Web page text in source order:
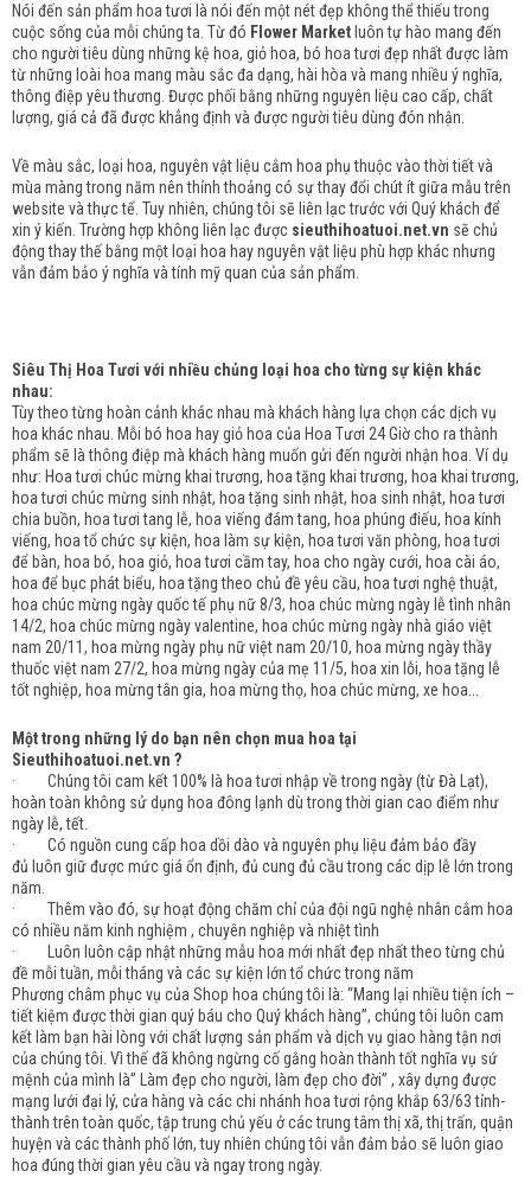
Nói đến sản phẩm hoa tươi là nói đến một nét đẹp không thể thiếu trong
cuộc sống của mỗi chúng ta. Từ đó Flower Market luôn tự hào mang đến
cho người tiêu dùng những kệ hoa, giỏ hoa, bó hoa tươi đẹp nhất được làm
từ những loài hoa mang màu sắc đa dạng, hài hòa và mang nhiều ý nghĩa,
thông điệp yêu thương. Được phối bằng những nguyên liệu cao cấp, chất
lượng, giá cả đã được khẳng định và được người tiêu dùng đón nhận.
Về màu sắc, loại hoa, nguyên vật liệu cắm hoa phụ thuộc vào thời tiết và
mùa màng trong năm nên thỉnh thoảng có sự thay đổi chút ít giữa mẫu trên
website và thực tế. Tuy nhiên, chúng tôi sẽ liên lạc trước với Quý khách để
xin ý kiến. Trường hợp không liên lạc được sieuthihoatuoi.net.vn sẽ chủ
động thay thế bằng một loại hoa hay nguyên vật liệu phù hợp khác nhưng
vẫn đảm bảo ý nghĩa và tính mỹ quan của sản phẩm.
Siêu Thị Hoa Tươi với nhiều chủng loại hoa cho từng sự kiện khác
nhau:
Tùy theo từng hoàn cảnh khác nhau mà khách hàng lựa chọn các dịch vụ
hoa khác nhau. Mỗi bó hoa hay giỏ hoa của Hoa Tươi 24 Giờ cho ra thành
phẩm sẽ là thông điệp mà khách hàng muốn gửi đến người nhận hoa. Ví dụ
như: Hoa tươi chúc mừng khai trương, hoa tặng khai trương, hoa khai trương,
hoa tươi chúc mừng sinh nhật, hoa tặng sinh nhật, hoa sinh nhật, hoa tươi
chia buồn, hoa tươi tang lễ, hoa viếng đám tang, hoa phúng điếu, hoa kính
viếng, hoa tổ chức sự kiện, hoa làm sự kiện, hoa tươi văn phòng, hoa tươi
để bàn, hoa bó, hoa giỏ, hoa tươi cầm tay, hoa cho ngày cưới, hoa cài áo,
hoa để bục phát biểu, hoa tặng theo chủ đề yêu cầu, hoa tươi nghệ thuật,
hoa chúc mừng ngày quốc tế phụ nữ 8/3, hoa chúc mừng ngày lễ tình nhân
14/2, hoa chúc mừng ngày valentine, hoa chúc mừng ngày nhà giáo việt
nam 20/11, hoa mừng ngày phụ nữ việt nam 20/10, hoa mừng ngày thầy
thuốc việt nam 27/2, hoa mừng ngày của mẹ 11/5, hoa xin lỗi, hoa tặng lễ
tốt nghiệp, hoa mừng tân gia, hoa mừng thọ, hoa chúc mừng, xe hoa...
Một trong những lý do bạn nên chọn mua hoa tại
Sieuthihoatuoi.net.vn ?
· Chúng tôi cam kết 100% là hoa tươi nhập về trong ngày (từ Đà Lạt),
hoàn toàn không sử dụng hoa đông lạnh dù trong thời gian cao điểm như
ngày lễ, tết.
· Có nguồn cung cấp hoa dồi dào và nguyên phụ liệu đảm bảo đầy
đủ luôn giữ được mức giá ổn định, đủ cung đủ cầu trong các dịp lễ lớn trong
năm.
· Thêm vào đó, sự hoạt động chăm chỉ của đội ngũ nghệ nhân cắm hoa
có nhiều năm kinh nghiệm , chuyên nghiệp và nhiệt tình
· Luôn luôn cập nhật những mẫu hoa mới nhất đẹp nhất theo từng chủ
đề mỗi tuần, mỗi tháng và các sự kiện lớn tổ chức trong năm
Phương châm phục vụ của Shop hoa chúng tôi là: “Mang lại nhiều tiện ích –
tiết kiệm được thời gian quý báu cho Quý khách hàng”, chúng tôi luôn cam
kết làm bạn hài lòng với chất lượng sản phẩm và dịch vụ giao hàng tận nơi
của chúng tôi. Vì thế đã không ngừng cố gắng hoàn thành tốt nghĩa vụ sứ
mệnh của mình là” Làm đẹp cho người, làm đẹp cho đời” , xây dựng được
mạng lưới đại lý, cửa hàng và các chi nhánh hoa tươi rộng khắp 63/63 tỉnh-
thành trên toàn quốc, tập trung chủ yếu ở các trung tâm thị xã, thị trấn, quận
huyện và các thành phố lớn, tuy nhiên chúng tôi vẫn đảm bảo sẽ luôn giao
hoa đúng thời gian yêu cầu và ngay trong ngày.